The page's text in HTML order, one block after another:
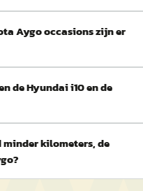
Aygo occasions zijn er
de Hyundai i10 en de
kilometers, de